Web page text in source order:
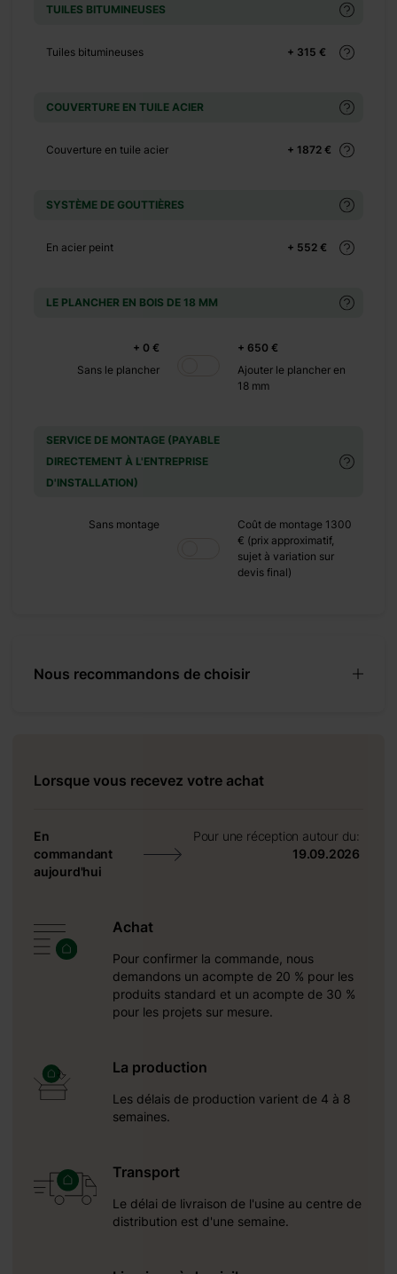
TUILES BITUMINEUSES
+ 315 €
Tuiles bitumineuses
COUVERTURE EN TUILE ACIER
+ 1872 €
Couverture en tuile acier
SYSTÈME DE GOUTTIÈRES
+ 552 €
En acier peint
LE PLANCHER EN BOIS DE 18 MM
+ 0 €
Sans le plancher
+ 650 €
Ajouter le plancher en
18 mm
SERVICE DE MONTAGE (PAYABLE
DIRECTEMENT À L'ENTREPRISE
D'INSTALLATION)
Sans montage
Coût de montage 1300
€ (prix approximatif,
sujet à variation sur
devis final)
Nous recommandons de choisir
Lorsque vous recevez votre achat
En
commandant
aujourd'hui
Pour une réception autour du:
19.09.2026
Achat
Pour confirmer la commande, nous
demandons un acompte de 20 % pour les
produits standard et un acompte de 30 %
pour les projets sur mesure.
La production
Les délais de production varient de 4 à 8
semaines.
Transport
Le délai de livraison de l'usine au centre de
distribution est d'une semaine.
+ 0 €
+ 0 €
+ 0 €
+ 0 €
tout